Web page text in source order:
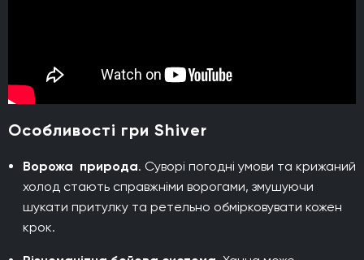
Особливості гри Shiver
Ворожа природа. Суворі погодні умови та крижаний
холод стають справжніми ворогами, змушуючи
шукати притулку та ретельно обмірковувати кожен
крок.